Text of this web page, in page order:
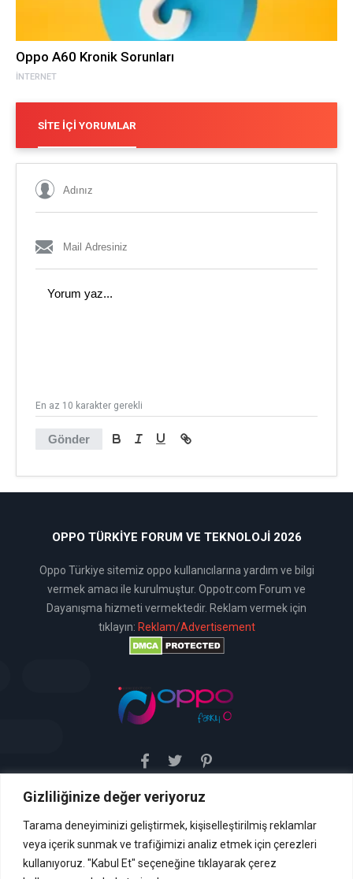
Gizliliğinize değer veriyoruz
Tarama deneyiminizi geliştirmek, kişiselleştirilmiş reklamlar
veya içerik sunmak ve trafiğimizi analiz etmek için çerezleri
kullanıyoruz. "Kabul Et" seçeneğine tıklayarak çerez
İNTERNET
Oppo A60 Kronik Sorunları
SITE İÇI YORUMLAR
Gönder
En az 10 karakter gerekli
OPPO TÜRKIYE FORUM VE TEKNOLOJI 2026
Oppo Türkiye sitemiz oppo kullanıcılarına yardım ve bilgi
vermek amacı ile kurulmuştur. Oppotr.com Forum ve
Dayanışma hizmeti vermektedir. Reklam vermek için
tıklayın: Reklam/Advertisement
Sitemiz uyar / kaldır prensibini benimsemiştir. Sitemiz,
hizmetini vermektedir. Bu yasaya göre, Site yönetimi
hukuka aykırı içerikleri kontrol etme yükümlülüğü yoktur. Bu
nedenle, web sitemiz uyar / kaldır prensibini
benimsemiştir ve kullanmaktadır. (